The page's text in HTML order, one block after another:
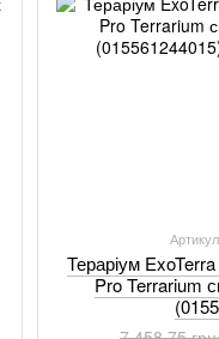
Тераріум
Pro Terrarium